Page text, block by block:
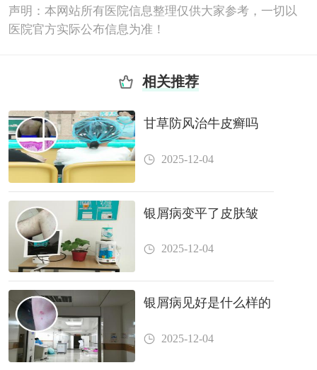
声明：本网站所有医院信息整理仅供大家参考，一切以
医院官方实际公布信息为准！
相关推荐
甘草防风治牛皮癣吗
2025-12-04
银屑病变平了皮肤皱
2025-12-04
银屑病见好是什么样的
2025-12-04